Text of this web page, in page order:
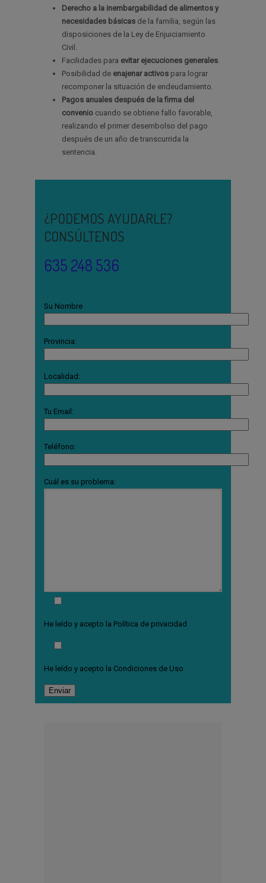
Derecho a la inembargabilidad de alimentos y
necesidades básicas de la familia, según las
disposiciones de la Ley de Enjuiciamiento
Civil.
Facilidades para evitar ejecuciones generales.
Posibilidad de enajenar activos para lograr
recomponer la situación de endeudamiento.
Pagos anuales después de la firma del
convenio cuando se obtiene fallo favorable,
realizando el primer desembolso del pago
después de un año de transcurrida la
sentencia.
¿PODEMOS AYUDARLE?
CONSÚLTENOS
635 248 536
Su Nombre
Provincia:
Localidad:
Tu Email:
Teléfono:
Cuál es su problema:
He leído y acepto la Política de privacidad
He leído y acepto la Condiciones de Uso